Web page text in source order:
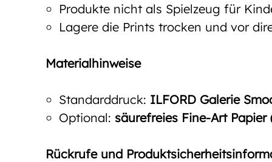
Produkte nicht als Spielzeug für
Lagere die Prints trocken und vor
Materialhinweise
Standarddruck: ILFORD Galerie
Optional: säurefreies Fine-Art
Rückrufe und